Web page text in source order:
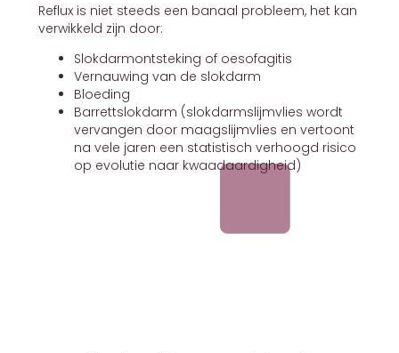
Reflux is niet steeds een banaal probleem, het kan
verwikkeld zijn door:
Slokdarmontsteking of oesofagitis
Vernauwing van de slokdarm
Bloeding
Barrettslokdarm (slokdarmslijmvlies wordt
vervangen door maagslijmvlies en vertoont
na vele jaren een statistisch verhoogd risico
op evolutie naar kwaadaardigheid)